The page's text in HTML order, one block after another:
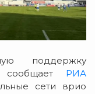
поддержку
сообщает РИА
сети врио